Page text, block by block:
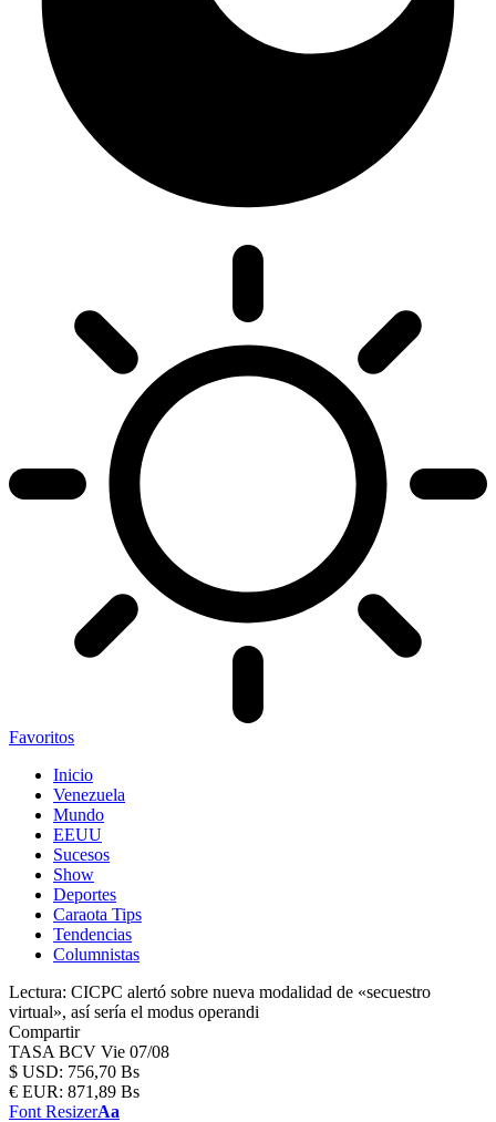
Favoritos
Inicio
Venezuela
Mundo
EEUU
Sucesos
Show
Deportes
Caraota Tips
Tendencias
Columnistas
Lectura: CICPC alertó sobre nueva modalidad de «secuestro
virtual», así sería el modus operandi
Compartir
TASA BCV Vie 07/08
$ USD: 756,70 Bs
€ EUR: 871,89 Bs
Font ResizerAa